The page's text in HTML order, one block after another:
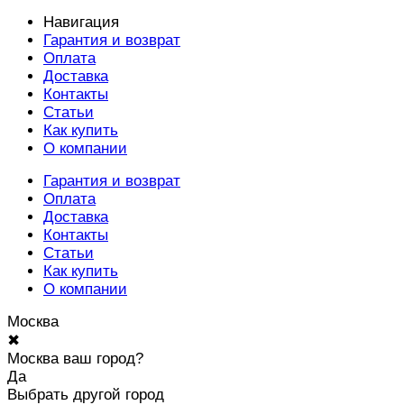
Навигация
Гарантия и возврат
Оплата
Доставка
Контакты
Статьи
Как купить
О компании
Гарантия и возврат
Оплата
Доставка
Контакты
Статьи
Как купить
О компании
Москва
✖
Москва ваш город?
Да
Выбрать другой город